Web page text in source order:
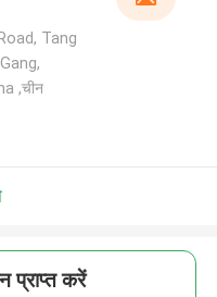
Tang
,चीन
प्राप्त करें